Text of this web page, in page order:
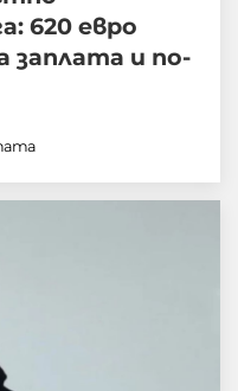
620 евро
заплата и по-